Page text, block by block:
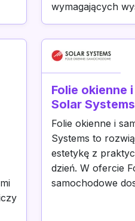
wymagających
Folie okienne
Solar Systems
Folie okienne i
Systems to
estetykę z
dzień. W ofercie
samochodowe